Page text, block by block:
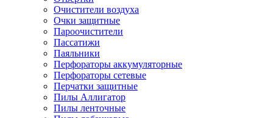
Очистители воздуха
Очки защитные
Пароочистители
Пассатижи
Паяльники
Перфораторы аккумуляторные
Перфораторы сетевые
Перчатки защитные
Пилы Аллигатор
Пилы ленточные